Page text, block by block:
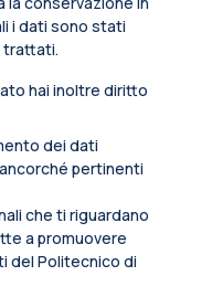
i dati sono stati
trattati.
hai inoltre diritto
dei dati
pertinenti
che ti riguardano
a promuovere
del Politecnico di